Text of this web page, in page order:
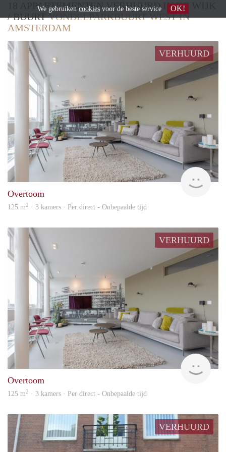
18 APPARTEMENTEN VERHUURD IN DE WIJK
/ BUURTVONDELPARKBUURT WEST IN
AMSTERDAM
VERHUURD
Overtoom
125 m2 · 3 kamers · Per direct - Onbepaalde tijd
VERHUURD
Overtoom
125 m2 · 3 kamers · Per direct - Onbepaalde tijd
VERHUURD
We gebruiken cookies voor de beste service OK!